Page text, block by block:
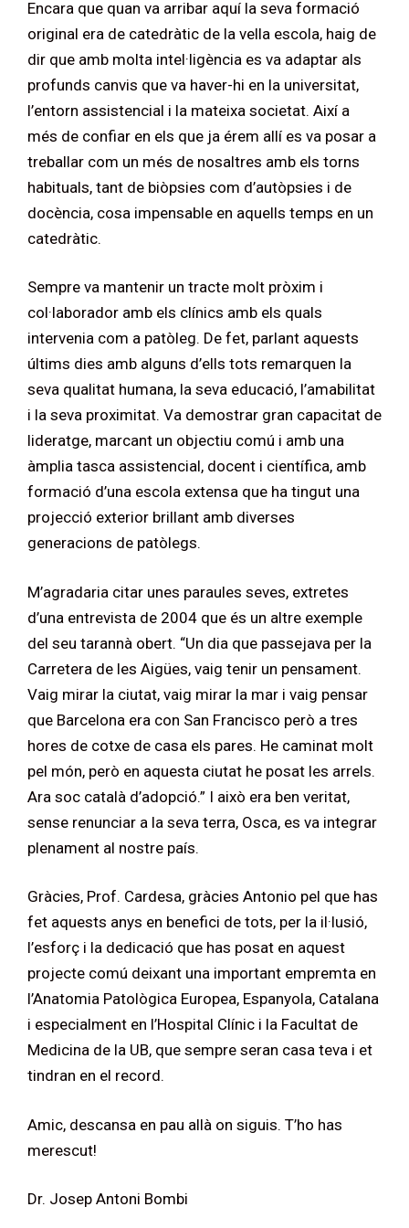
Encara que quan va arribar aquí la seva formació
original era de catedràtic de la vella escola, haig de
dir que amb molta intel·ligència es va adaptar als
profunds canvis que va haver-hi en la universitat,
l’entorn assistencial i la mateixa societat. Així a
més de confiar en els que ja érem allí es va posar a
treballar com un més de nosaltres amb els torns
habituals, tant de biòpsies com d’autòpsies i de
docència, cosa impensable en aquells temps en un
catedràtic.
Sempre va mantenir un tracte molt pròxim i
col·laborador amb els clínics amb els quals
intervenia com a patòleg. De fet, parlant aquests
últims dies amb alguns d’ells tots remarquen la
seva qualitat humana, la seva educació, l’amabilitat
i la seva proximitat. Va demostrar gran capacitat de
lideratge, marcant un objectiu comú i amb una
àmplia tasca assistencial, docent i científica, amb
formació d’una escola extensa que ha tingut una
projecció exterior brillant amb diverses
generacions de patòlegs.
M’agradaria citar unes paraules seves, extretes
d’una entrevista de 2004 que és un altre exemple
del seu tarannà obert. “Un dia que passejava per la
Carretera de les Aigües, vaig tenir un pensament.
Vaig mirar la ciutat, vaig mirar la mar i vaig pensar
que Barcelona era con San Francisco però a tres
hores de cotxe de casa els pares. He caminat molt
pel món, però en aquesta ciutat he posat les arrels.
Ara soc català d’adopció.” I això era ben veritat,
sense renunciar a la seva terra, Osca, es va integrar
plenament al nostre país.
Gràcies, Prof. Cardesa, gràcies Antonio pel que has
fet aquests anys en benefici de tots, per la il·lusió,
l’esforç i la dedicació que has posat en aquest
projecte comú deixant una important empremta en
l’Anatomia Patològica Europea, Espanyola, Catalana
i especialment en l’Hospital Clínic i la Facultat de
Medicina de la UB, que sempre seran casa teva i et
tindran en el record.
Amic, descansa en pau allà on siguis. T’ho has
merescut!
Dr. Josep Antoni Bombi